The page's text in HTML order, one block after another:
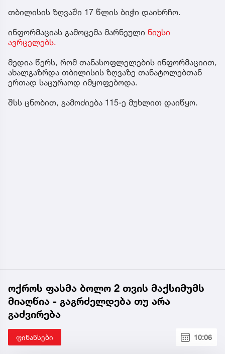
თბილისის ზღვაში 17 წლის ბიჭი დაიხრჩო.
ინფორმაციას გამოცემა მარნეული ნიუსი
ავრცელებს.
მედია წერს, რომ თანასოფლელების ინფორმაციით,
ახალგაზრდა თბილისის ზღვაზე თანატოლებთან
ერთად საცურაოდ იმყოფებოდა.
შსს ცნობით, გამოძიება 115-ე მუხლით დაიწყო.
ოქროს ფასმა ბოლო 2 თვის მაქსიმუმს
მიაღწია - გაგრძელდება თუ არა
გაძვირება
ფინანსები 10:06